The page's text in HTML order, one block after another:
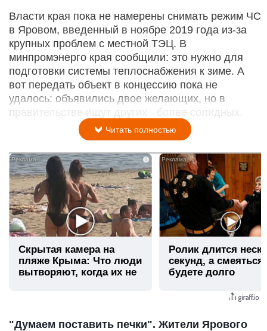
Власти края пока не намерены снимать режим ЧС
в Яровом, введенный в ноябре 2019 года из-за
крупных проблем с местной ТЭЦ. В
минпромэнерго края сообщили: это нужно для
подготовки системы теплоснабжения к зиме. А
вот передать объект в концессию пока не
удалось: объявились двое желающих, но в
правительстве ищут других - более солидных.
Читать полностью
i
Скрытая камера на
пляже Крыма: Что люди
вытворяют, когда их не
Ролик длится
секунд, а
будете долго
"Думаем поставить печки". Жители Ярового